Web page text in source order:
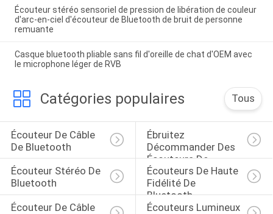
Écouteur stéréo sensoriel de pression de libération de couleur
d'arc-en-ciel d'écouteur de Bluetooth de bruit de personne
remuante
Casque bluetooth pliable sans fil d'oreille de chat d'OEM avec
le microphone léger de RVB
Catégories populaires Tous
Écouteur De Câble
De Bluetooth
Ébruitez
Décommander Des
Écouteurs De
Bluetooth
Écouteur Stéréo De
Bluetooth
Écouteurs De Haute
Fidélité De
Bluetooth
Écouteur De Câble
Écouteurs Lumineux